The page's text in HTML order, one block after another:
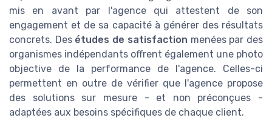
mis en avant par l'agence qui attestent de son
engagement et de sa capacité à générer des résultats
concrets. Des études de satisfaction menées par des
organismes indépendants offrent également une photo
objective de la performance de l'agence. Celles-ci
permettent en outre de vérifier que l'agence propose
des solutions sur mesure - et non préconçues -
adaptées aux besoins spécifiques de chaque client.